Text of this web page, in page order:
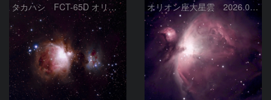
タカハシ FCT-65D オリオン大星雲 オリオン座大星雲 2026.01.13